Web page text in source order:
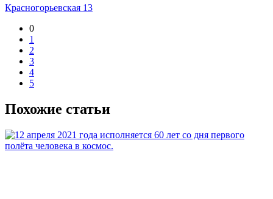
Красногорьевская 13
0
1
2
3
4
5
Похожие статьи